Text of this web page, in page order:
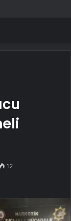
söyledi
12